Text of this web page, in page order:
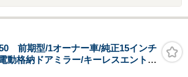
前期型/1オーナー車/純正15インチ
動格納ドアミラー/キーレスエントリ
全ボディ/